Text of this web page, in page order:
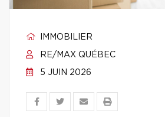
IMMOBILIER
RE/MAX QUÉBEC
5 JUIN 2026